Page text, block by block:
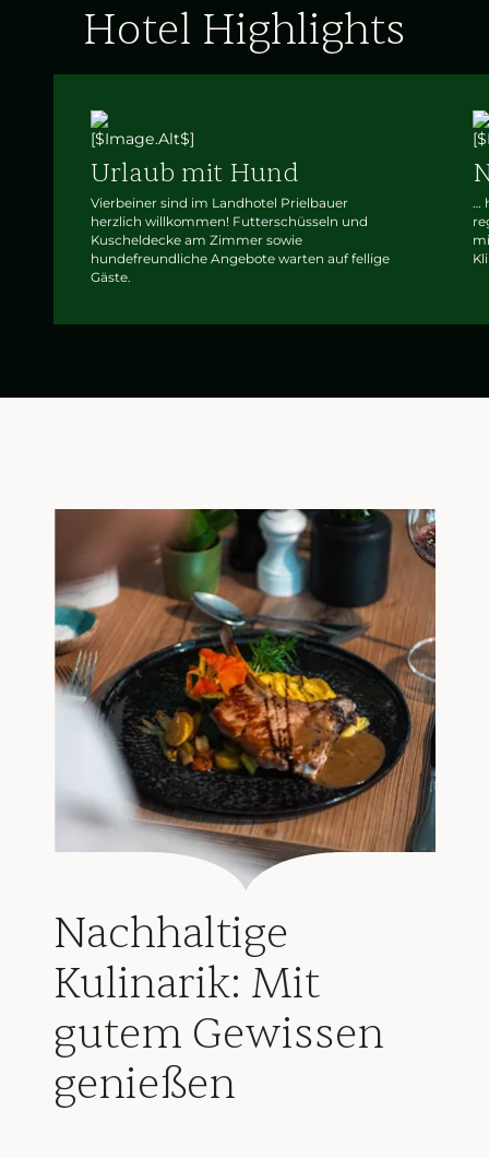
Hotel Highlights
Urlaub mit Hund
Vierbeiner sind im Landhotel Prielbauer
herzlich willkommen! Futterschüsseln und
Kuscheldecke am Zimmer sowie
hundefreundliche Angebote warten auf fellige
Gäste.
…
Nachhaltige
Kulinarik: Mit
gutem Gewissen
genießen